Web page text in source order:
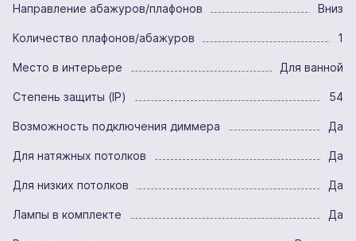
Направление абажуров/плафонов Вниз
Количество плафонов/абажуров 1
Место в интерьере Для ванной
Степень защиты (IP) 54
Возможность подключения диммера Да
Для натяжных потолков Да
Для низких потолков Да
Лампы в комплекте Да